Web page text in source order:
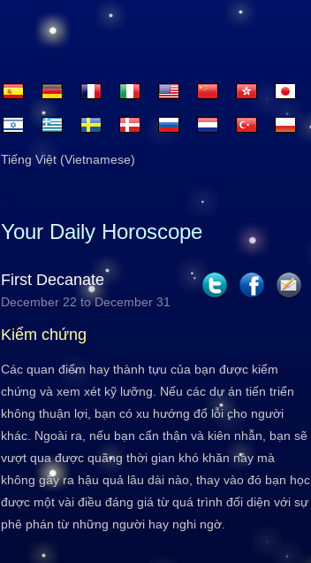
Tiếng Việt (Vietnamese)
Your Daily Horoscope
First Decanate
December 22 to December 31
Kiểm chứng
Các quan điểm hay thành tựu của bạn được kiểm
chứng và xem xét kỹ lưỡng. Nếu các dự án tiến triển
không thuận lợi, bạn có xu hướng đổ lỗi cho người
khác. Ngoài ra, nếu bạn cẩn thận và kiên nhẫn, bạn sẽ
vượt qua được quãng thời gian khó khăn này mà
không gây ra hậu quả lâu dài nào, thay vào đó bạn học
được một vài điều đáng giá từ quá trình đối diện với sự
phê phán từ những người hay nghi ngờ.